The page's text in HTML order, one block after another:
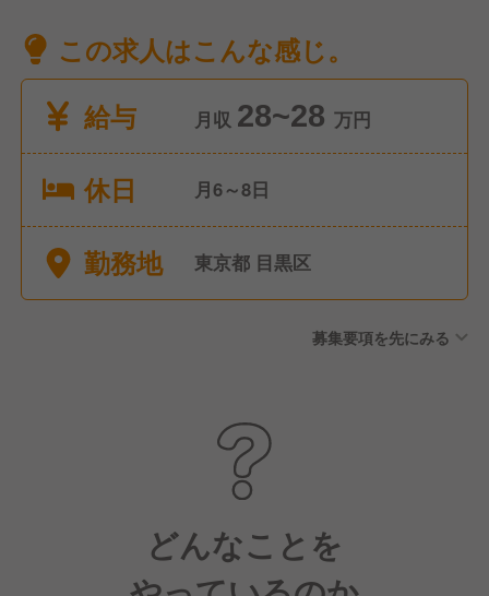
この求人はこんな感じ。
給与
月収 28~28 万円
休日 月6～8日
勤務地 東京都 目黒区
募集要項を先にみる
どんなことを